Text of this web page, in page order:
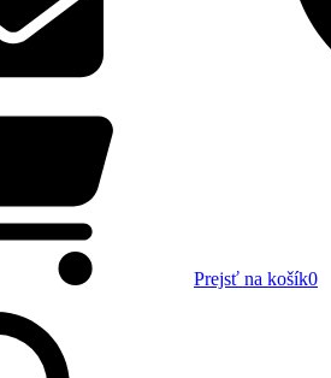
Prejsť na košík0